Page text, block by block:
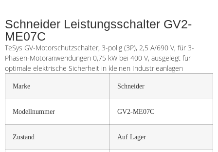
Schneider Leistungsschalter GV2-
ME07C
TeSys GV-Motorschutzschalter, 3-polig (3P), 2,5 A/690 V, für 3-
Phasen-Motoranwendungen 0,75 kW bei 400 V, ausgelegt für
optimale elektrische Sicherheit in kleinen Industrieanlagen
Marke Schneider
Modellnummer GV2-ME07C
Zustand Auf Lager